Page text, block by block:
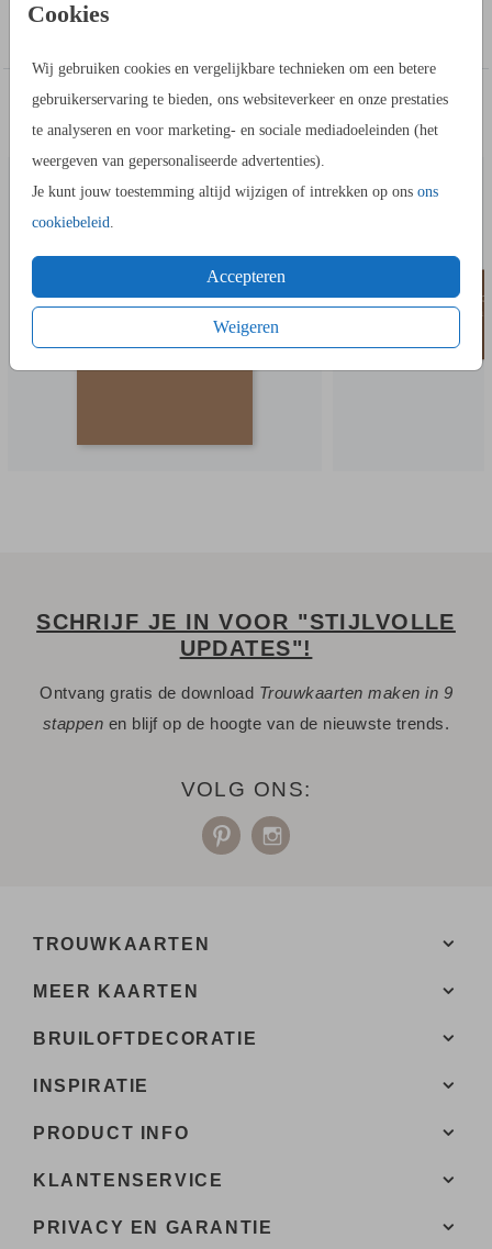
Cookies
Wij gebruiken cookies en vergelijkbare technieken om een betere
gebruikerservaring te bieden, ons websiteverkeer en onze prestaties
te analyseren en voor marketing- en sociale mediadoeleinden (het
weergeven van gepersonaliseerde advertenties).
Je kunt jouw toestemming altijd wijzigen of intrekken op ons ons
cookiebeleid.
Accepteren
Weigeren
Toon meer
IN DEZELFDE STIJL KUN JE DIT OOK
BESTELLENBORDJE BIJ BUFFET
SCHRIJF JE IN VOOR "STIJLVOLLE
UPDATES"!
Ontvang gratis de download Trouwkaarten maken in 9
stappen en blijf op de hoogte van de nieuwste trends.
VOLG ONS:
TROUWKAARTEN
MEER KAARTEN
BRUILOFTDECORATIE
INSPIRATIE
PRODUCT INFO
KLANTENSERVICE
PRIVACY EN GARANTIE